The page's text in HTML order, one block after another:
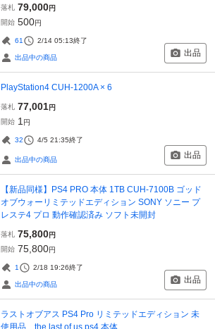
落札 79,000円
開始 500円
61 2/14 05:13終了
出品中の商品 出品
PlayStation4 CUH-1200A × 6
落札 77,001円
開始 1 円
32 4/5 21:35終了
出品中の商品 出品
【新品同様】PS4 PRO 本体 1TB CUH-7100B ゴッド
オブウォーリミテッドエディション SONY ソニー プ
レステ4 プロ 動作確認済み ソフト未開封
落札 75,800円
開始 75,800円
1 2/18 19:26終了
出品中の商品 出品
ラストオブアス PS4 Pro リミテッドエディション 未
使用品 the last of us ps4 本体